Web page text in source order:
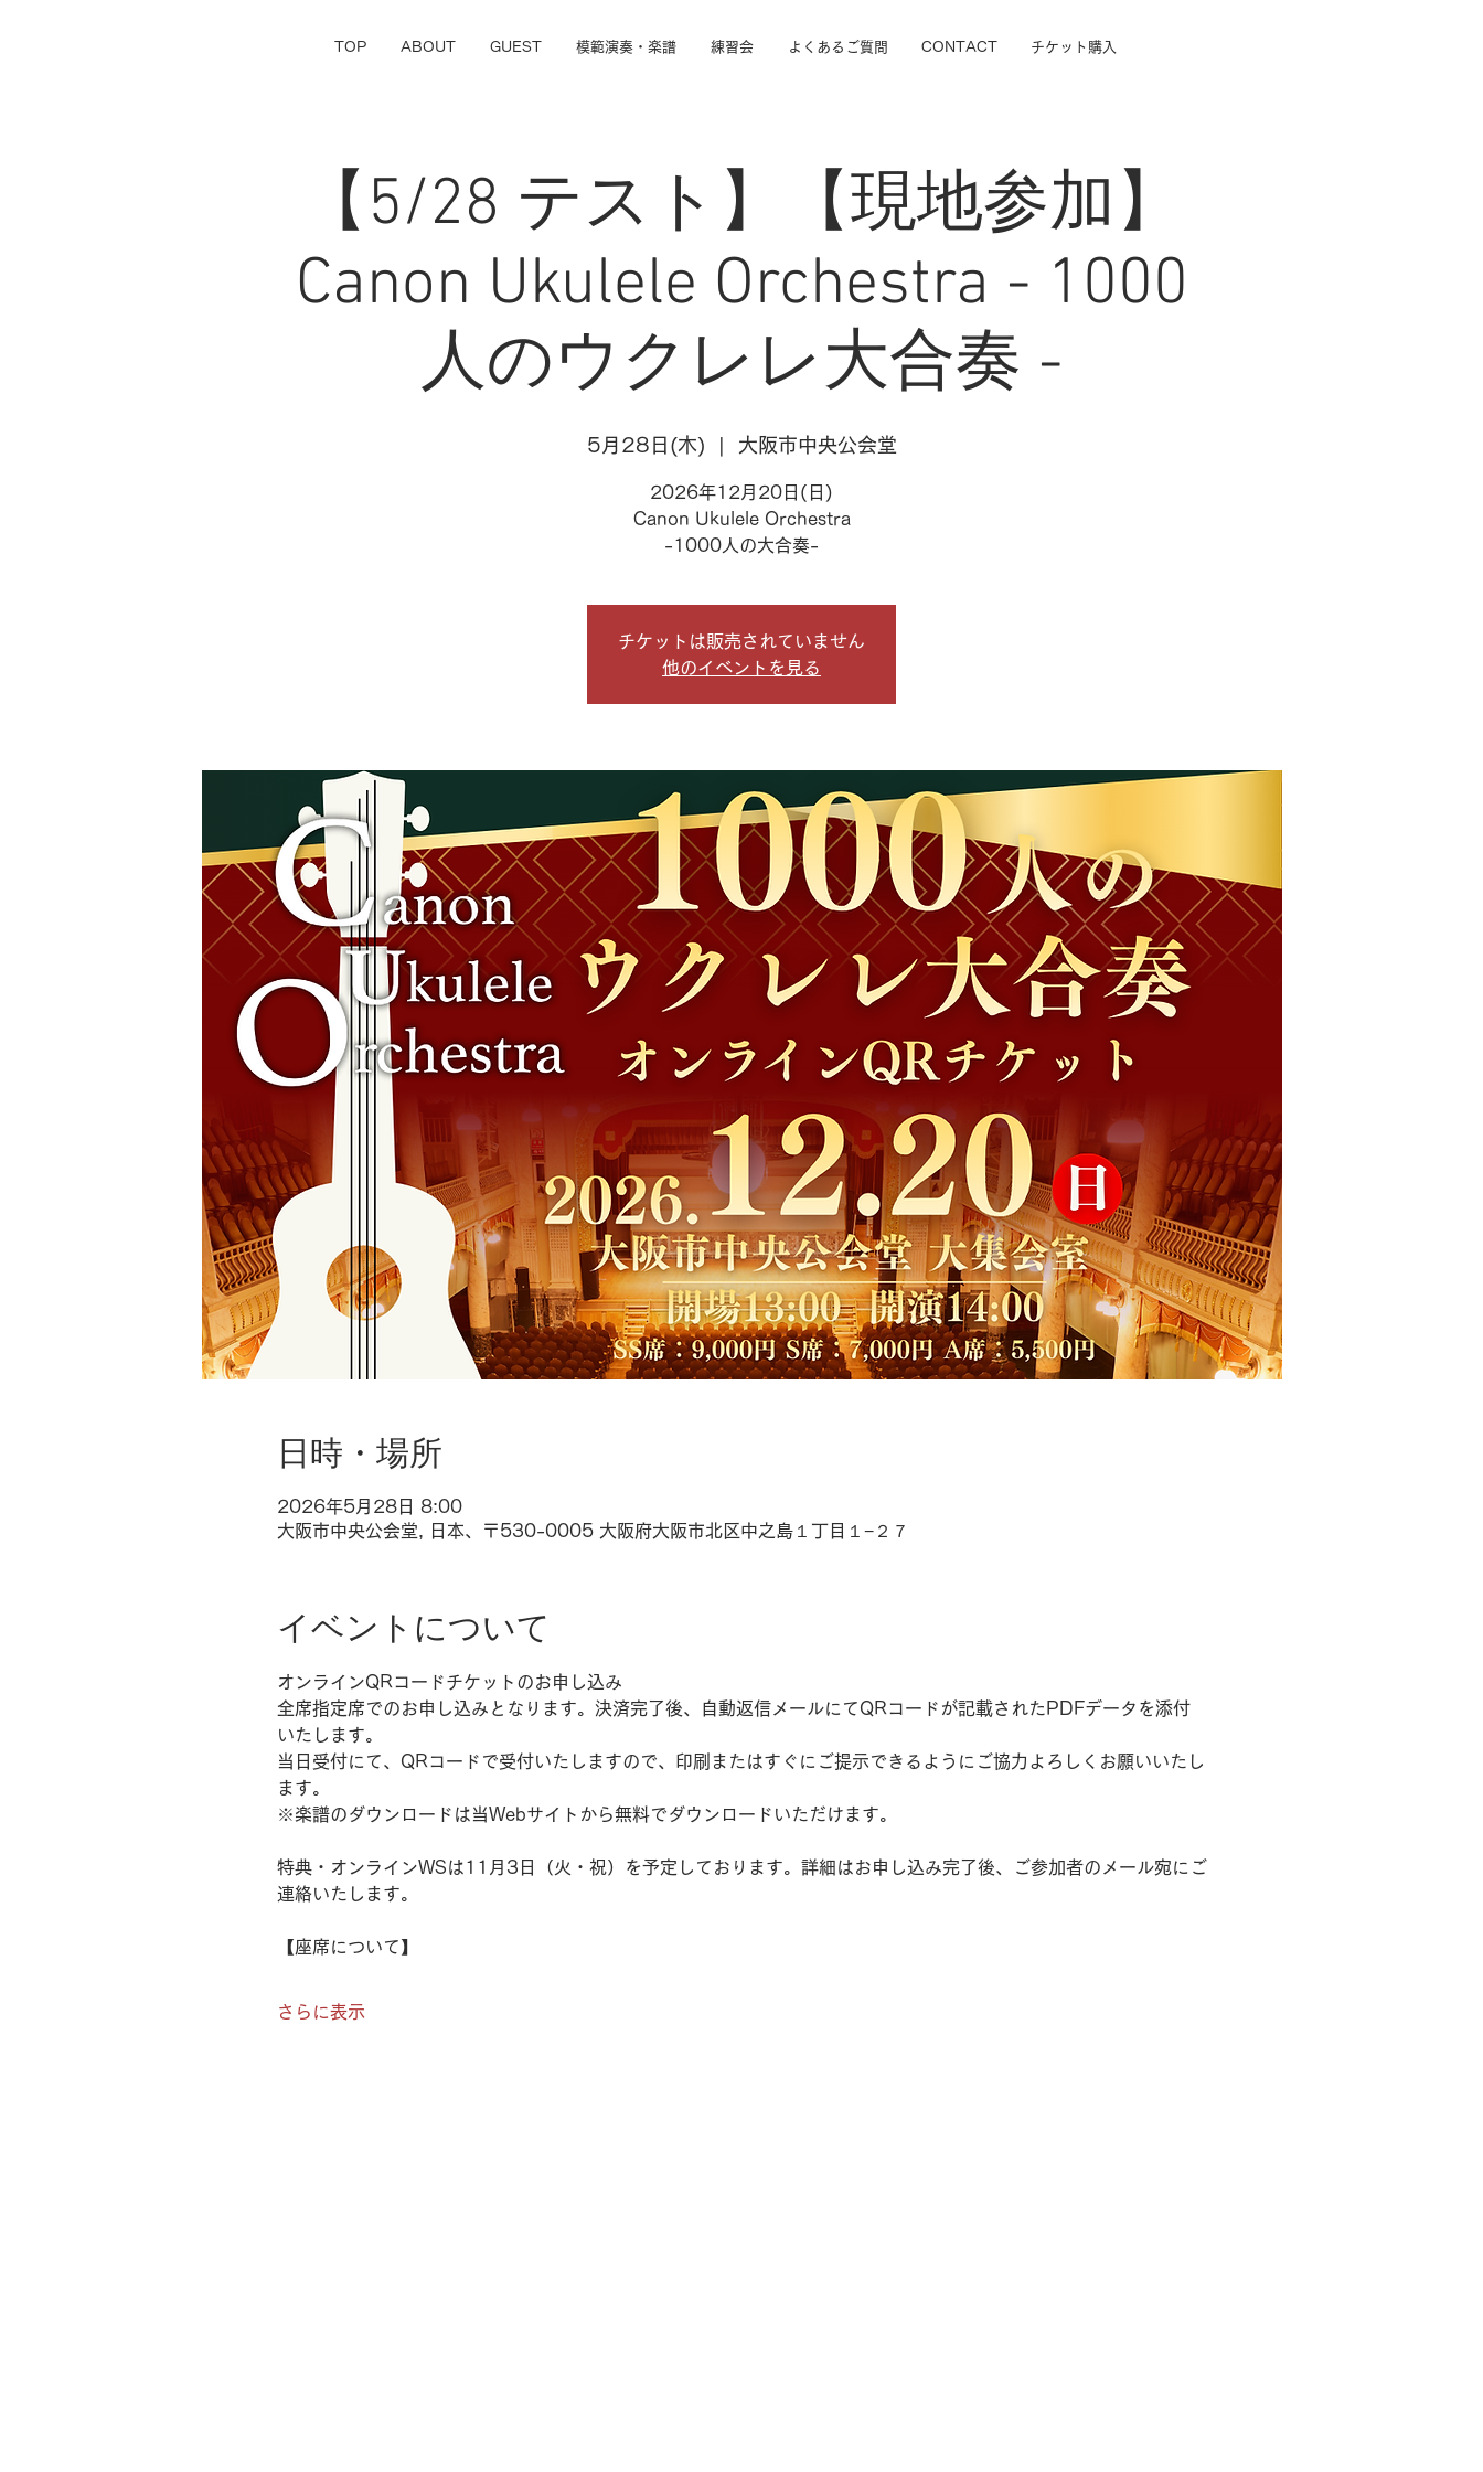
TOP ABOUT GUEST 模範演奏・楽譜 練習会 よくあるご質問 CONTACT チケット購入
【5/28 テスト】【現地参加】
Canon Ukulele Orchestra - 1000
人のウクレレ大合奏 -
5月28日(木) 大阪市中央公会堂
2026年12月20日(日)
Canon Ukulele Orchestra
-1000人の大合奏-
チケットは販売されていません
他のイベントを見る
日時・場所
2026年5月28日 8:00
大阪市中央公会堂, 日本、〒530-0005 大阪府大阪市北区中之島１丁目１−２７
イベントについて
オンラインQRコードチケットのお申し込み
全席指定席でのお申し込みとなります。決済完了後、自動返信メールにてQRコードが記載されたPDFデータを添付
いたします。
当日受付にて、QRコードで受付いたしますので、印刷またはすぐにご提示できるようにご協力よろしくお願いいたし
ます。
※楽譜のダウンロードは当Webサイトから無料でダウンロードいただけます。
特典・オンラインWSは11月3日（火・祝）を予定しております。詳細はお申し込み完了後、ご参加者のメール宛にご
連絡いたします。
【座席について】
さらに表示